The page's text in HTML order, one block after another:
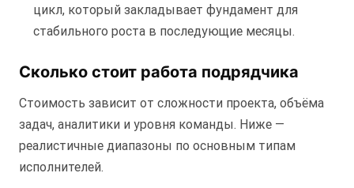
цикл, который закладывает фундамент для
стабильного роста в последующие месяцы.
Сколько стоит работа подрядчика
Стоимость зависит от сложности проекта, объёма
задач, аналитики и уровня команды. Ниже —
реалистичные диапазоны по основным типам
исполнителей.